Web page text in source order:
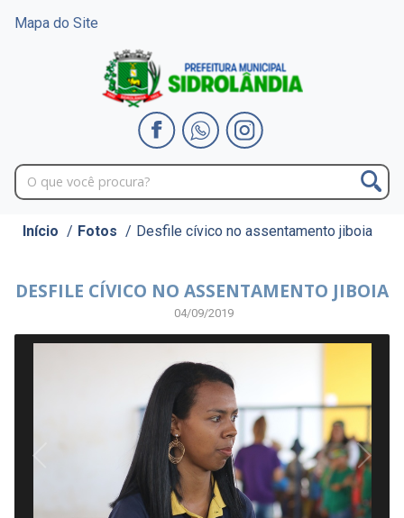
Mapa do Site
Início / Fotos / Desfile cívico no assentamento jiboia
DESFILE CÍVICO NO ASSENTAMENTO JIBOIA
04/09/2019